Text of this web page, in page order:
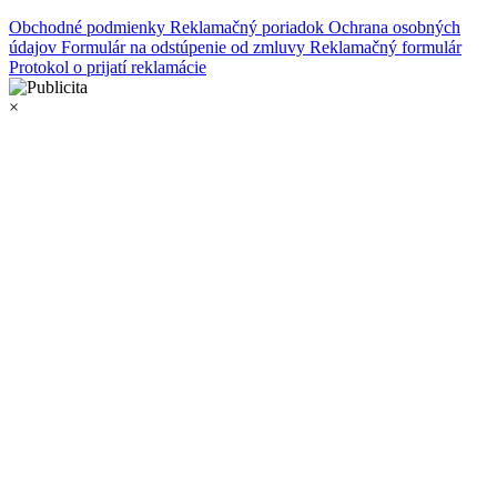
Obchodné podmienky Reklamačný poriadok Ochrana osobných
údajov Formulár na odstúpenie od zmluvy Reklamačný formulár
Protokol o prijatí reklamácie
×